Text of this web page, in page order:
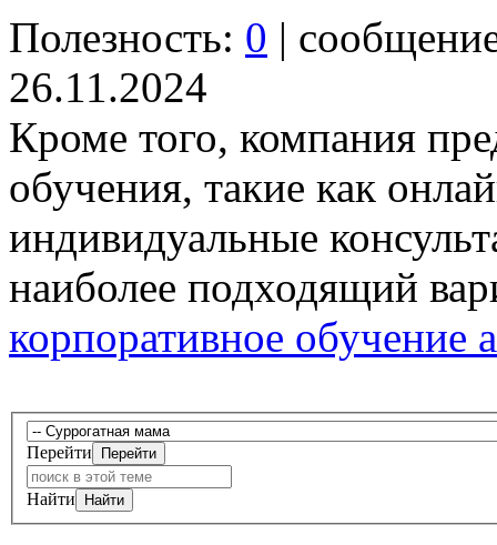
Полезность: 0 |
26.11.2024
Кроме того, компания
обучения, такие как
индивидуальные
наиболее подходящий
корпоративное обучение
Перейти
Найти